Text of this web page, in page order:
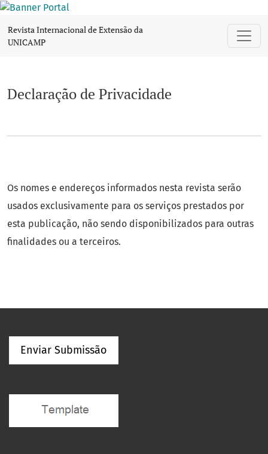
Revista Internacional de Extensão da
UNICAMP
Declaração de Privacidade
Os nomes e endereços informados nesta revista serão
usados exclusivamente para os serviços prestados por
esta publicação, não sendo disponibilizados para outras
finalidades ou a terceiros.
Enviar Submissão